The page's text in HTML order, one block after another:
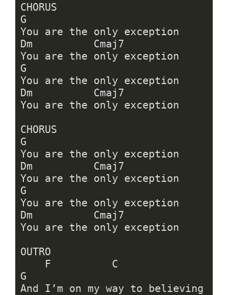
CHORUS
G
You are the only exception
Dm          Cmaj7
You are the only exception
G
You are the only exception
Dm          Cmaj7
You are the only exception
CHORUS
G
You are the only exception
Dm          Cmaj7
You are the only exception
G
You are the only exception
Dm          Cmaj7
You are the only exception
OUTRO
G
And I’m on my way to believing